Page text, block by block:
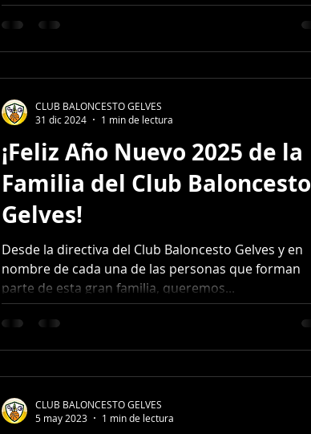
¡Feliz Año Nuevo 2025 de la
Familia del Club Baloncesto
Gelves!
Desde la directiva del Club Baloncesto Gelves y en
nombre de cada una de las personas que forman
parte de esta gran familia, queremos...
CLUB BALONCESTO GELVES
31 dic 2024
1 min de lectura
CLUB BALONCESTO GELVES
5 may 2023
1 min de lectura